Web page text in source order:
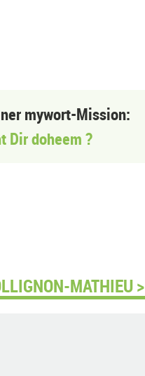
mywort-Mission:
Dir doheem ?
MATHIEU >